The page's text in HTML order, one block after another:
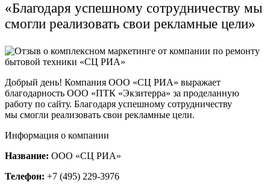
«Благодаря успешному сотрудничеству мы
смогли реализовать свои рекламные цели»
Добрый день! Компания ООО «СЦ РИА» выражает
благодарность ООО «ПТК «Экзитерра» за проделанную
работу по сайту. Благодаря успешному сотрудничеству
мы смогли реализовать свои рекламные цели.
Информация о компании
Название: ООО «СЦ РИА»
Телефон: +7 (495) 229-3976